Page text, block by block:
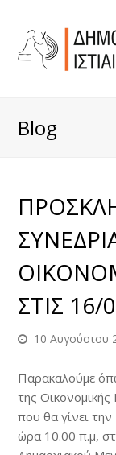
Blog
ΣΤΙΣ 16/
10 Αυγούστου
Παρακαλούμε
της
που θα γίνει
ώρα 10.00 π.μ,